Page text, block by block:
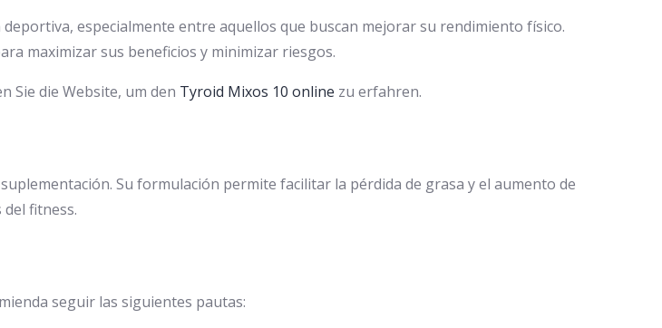
especialmente entre aquellos que buscan mejorar su rendimiento físico.
maximizar sus beneficios y minimizar riesgos.
Sie die Website, um den Tyroid Mixos 10 online zu erfahren.
Su formulación permite facilitar la pérdida de grasa y el aumento de
fitness.
seguir las siguientes pautas: